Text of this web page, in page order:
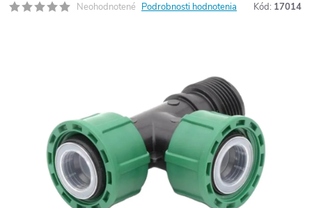
Neohodnotené Podrobnosti hodnotenia Kód: 17014